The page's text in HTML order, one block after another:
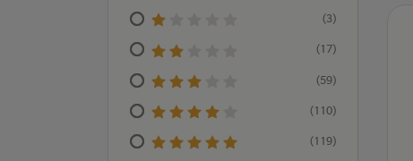
(3)
(17)
(59)
(110)
(119)